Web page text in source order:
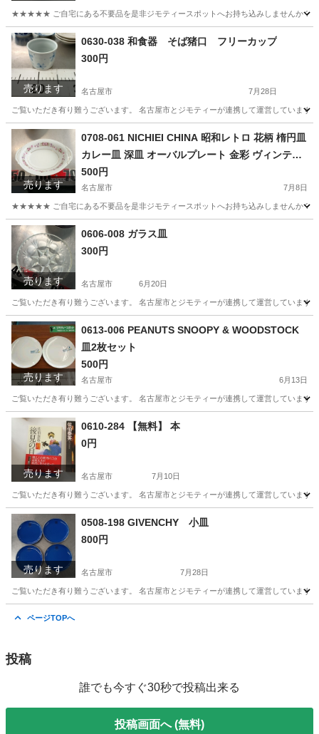
★★★★★ ご自宅にある不要品を是非ジモティースポットへお持ち込みしませんか？
愛知 名古屋市 小鉢
売ります
0630-038 和食器 そば猪口 フリーカップ
300円
名古屋市 7月28日
ご覧いただき有り難うございます。 名古屋市とジモティーが連携して運営してい
愛知 名古屋市
売ります
0708-061 NICHIEI CHINA 昭和レトロ 花柄 楕円皿
カレー皿 深皿 オーバルプレート 金彩 ヴィンテー
ジ
500円
名古屋市 7月8日
★★★★★ ご自宅にある不要品を是非ジモティースポットへお持ち込みしませんか？
愛知 名古屋市 ヴィンテージ
売ります
0606-008 ガラス皿
300円
名古屋市 6月20日
ご覧いただき有り難うございます。 名古屋市とジモティーが連携して運営してい
愛知 名古屋市
売ります
0613-006 PEANUTS SNOOPY & WOODSTOCK
皿2枚セット
500円
名古屋市 6月13日
ご覧いただき有り難うございます。 名古屋市とジモティーが連携して運営してい
愛知 名古屋市 リユース
売ります
0610-284 【無料】 本
0円
名古屋市 7月10日
ご覧いただき有り難うございます。 名古屋市とジモティーが連携して運営してい
愛知 名古屋市
売ります
0508-198 GIVENCHY 小皿
800円
名古屋市 7月28日
ご覧いただき有り難うございます。 名古屋市とジモティーが連携して運営してい
ページTOPへ
投稿
誰でも今すぐ30秒で投稿出来る
投稿画面へ (無料)